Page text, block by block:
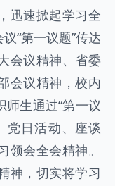
迅速掀起学习全
“第一议题”传达
会议精神、省委
会议精神，校内
生通过“第一议
党日活动、座谈
会全会精神。
神，切实将学习